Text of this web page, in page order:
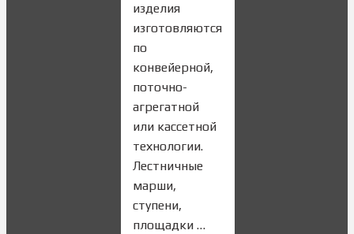
изделия
изготовляются
по
конвейерной,
поточно-
агрегатной
или кассетной
технологии.
Лестничные
марши,
ступени,
площадки …